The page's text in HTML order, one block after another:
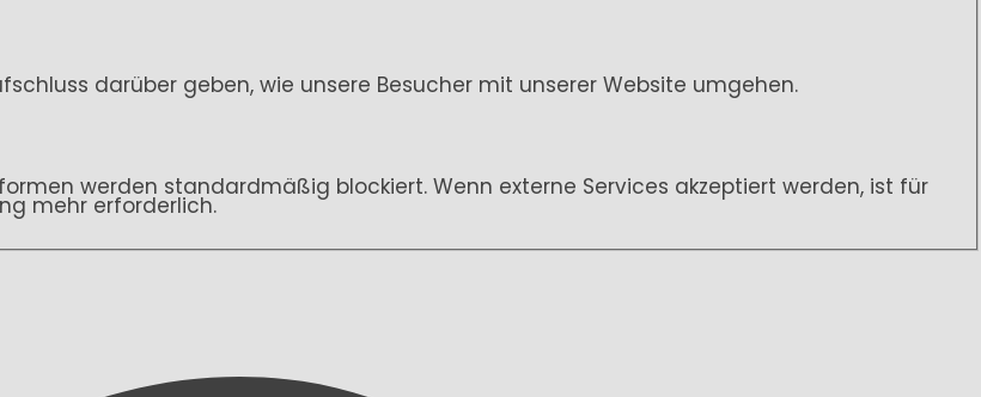
darüber geben, wie unsere Besucher mit unserer Website umgehen.
werden standardmäßig blockiert. Wenn externe Services akzeptiert werden, ist für
mehr erforderlich.